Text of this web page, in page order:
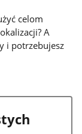
celom
A
i potrzebujesz